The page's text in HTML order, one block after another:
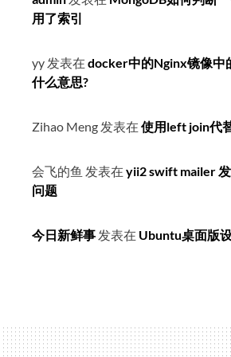
用了索引
yy 发表在 docker中的Nginx镜像中
什么意思?
Zihao Meng 发表在 使用left join代
会飞的鱼 发表在 yii2 swift mailer
问题
今日新鲜事 发表在 Ubuntu桌面版